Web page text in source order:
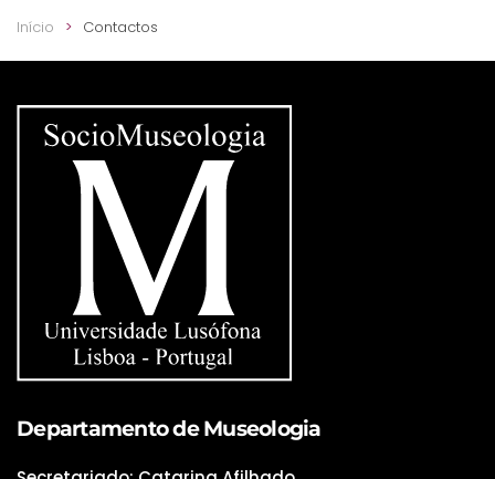
Início Contactos
Departamento de Museologia